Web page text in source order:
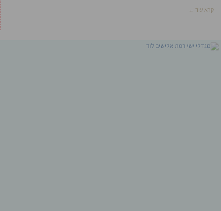
קרא עוד ←